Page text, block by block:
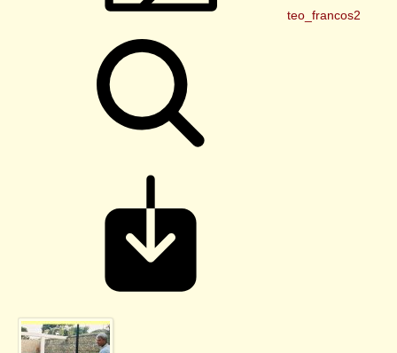
teo_francos2